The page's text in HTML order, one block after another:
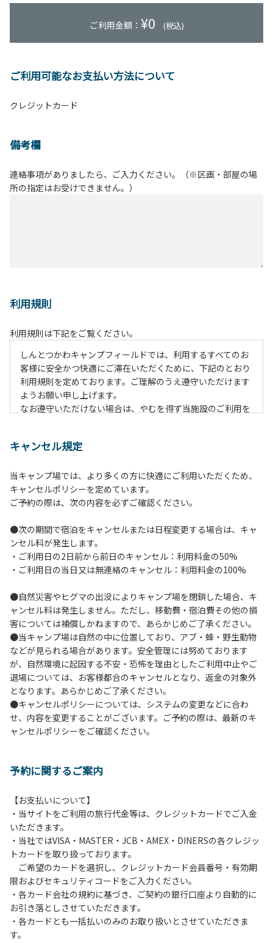
ご利用金額： ¥0 (税込)
ご利用可能なお支払い方法について
クレジットカード
備考欄
連絡事項がありましたら、ご入力ください。（※区画・部屋の場
所の指定はお受けできません。）
利用規則
利用規則は下記をご覧ください。
しんとつかわキャンプフィールドでは、利用するすべてのお
客様に安全かつ快適にご滞在いただくために、下記のとおり
利用規則を定めております。ご理解のうえ遵守いただけます
ようお願い申し上げます。
なお遵守いただけない場合は、やむを得ず当施設のご利用を
【ご利用上の注意事項ならびに禁止事項】
２.安全管理上、お子様の単独での行動はご遠慮ください。
３.調度品などの持ち出しはしないでください。
４.午後10時以降の花火の使用は禁止です。
使用、夜間の大声での談笑等）や他人に嫌悪感を与えるよう
な行為はお止めください。
６.芝生や地面での直火による焚き火、BBQ、キャンプファ
イヤーは禁止します。
台の利用後は炭の鎮火の確認をお願いいたします。
８.バンガローの芝生にはテントは張らないでください。（タ
ープは１つまで可）
９.各自で出されましたゴミは全てお持ち帰りください。（使
用済みの炭は専用の捨て場に捨てられます。）
10.施設内および駐車場などで起きた金品等の盗難、ご利用
者間でのトラブルで生じた損害に対しては、一切の責任を負
いかねます。
11.施設の利用については管理人の指示に従ってください。従
わない場合は退場していただき、今後の利用をお断りする場
合があります。
キャンセル規定
当キャンプ場では、より多くの方に快適にご利用いただくため、
キャンセルポリシーを定めています。
ご予約の際は、次の内容を必ずご確認ください。
●次の期間で宿泊をキャンセルまたは日程変更する場合は、キャ
ンセル料が発生します。
・ご利用日の2日前から前日のキャンセル：利用料金の50%
・ご利用日の当日又は無連絡のキャンセル：利用料金の100%
●自然災害やヒグマの出没によりキャンプ場を閉鎖した場合、キ
ャンセル料は発生しません。ただし、移動費・宿泊費その他の損
害については補償しかねますので、あらかじめご了承ください。
●当キャンプ場は自然の中に位置しており、アブ・蜂・野生動物
などが見られる場合があります。安全管理には努めております
が、自然環境に起因する不安・恐怖を理由としたご利用中止やご
退場については、お客様都合のキャンセルとなり、返金の対象外
となります。あらかじめご了承ください。
●キャンセルポリシーについては、システムの変更などに合わ
せ、内容を変更することがございます。ご予約の際は、最新のキ
ャンセルポリシーをご確認ください。
予約に関するご案内
【お支払いについて】
・当サイトをご利用の旅行代金等は、クレジットカードでご入金
いただきます。
・当社ではVISA・MASTER・JCB・AMEX・DINERSの各クレジッ
トカードを取り扱っております。
ご希望のカードを選択し、クレジットカード会員番号・有効期
限およびセキュリティコードをご入力ください。
・各カード会社の規約に基づき、ご契約の銀行口座より自動的に
お引き落としさせていただきます。
・各カードとも一括払いのみのお取り扱いとさせていただきま
す。